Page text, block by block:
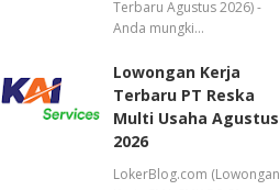
Terbaru Agustus 2026) -
Anda mungki…
Lowongan Kerja
Terbaru PT Reska
Multi Usaha Agustus
2026
LokerBlog.com (Lowongan